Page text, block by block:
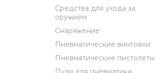
Средства для ухода за
оружием
Снаряжение
Пневматические винтовки
Пневматические пистолеты